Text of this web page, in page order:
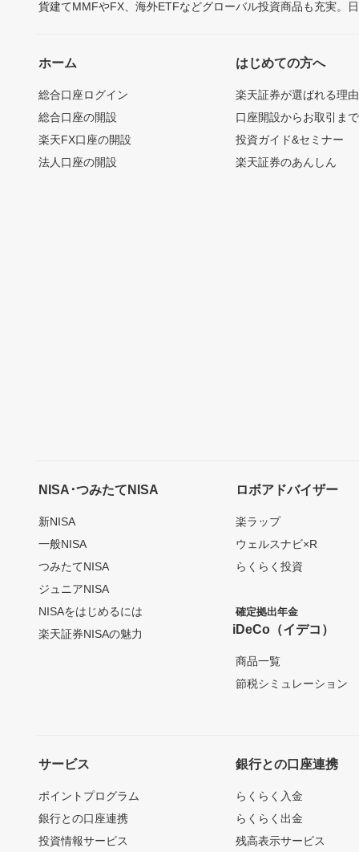
貨建てMMFやFX、海外ETFなどグローバル投資商品も充実。
ホーム
総合口座ログイン
総合口座の開設
楽天FX口座の開設
法人口座の開設
はじめての方へ
楽天証券が選ばれる理由
口座開設からお取引ま
投資ガイド&セミナー
楽天証券のあんしん
NISA･つみたてNISA
新NISA
一般NISA
つみたてNISA
ジュニアNISA
NISAをはじめるには
楽天証券NISAの魅力
ロボアドバイザー
楽ラップ
ウェルスナビ×R
らくらく投資
確定拠出年金
iDeCo（イデコ）
商品一覧
節税シミュレーション
サービス
ポイントプログラム
銀行との口座連携
投資情報サービス
銀行との口座連携
らくらく入金
らくらく出金
残高表示サービス